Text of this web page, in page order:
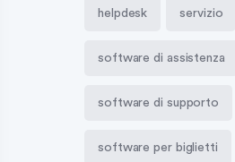
helpdesk servizio
software di assistenza
software di supporto
software per biglietti